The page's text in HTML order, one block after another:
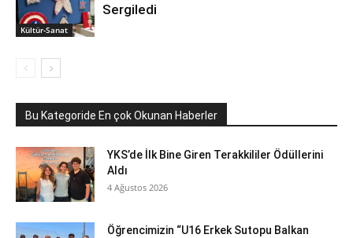
Kültür-Sanat
Sergiledi
Bu Kategoride En çok Okunan Haberler
YKS’de İlk Bine Giren Terakkililer Ödüllerini
Aldı
4 Ağustos 2026
Öğrencimizin “U16 Erkek Sutopu Balkan